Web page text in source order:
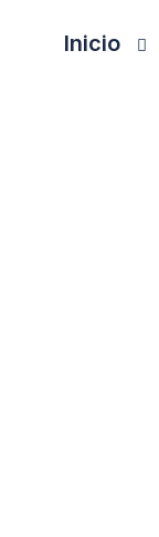
Inicio